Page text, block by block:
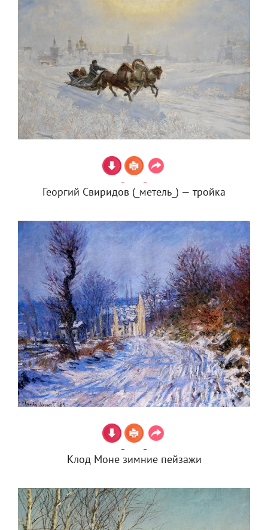
Георгий Свиридов (_метель_) — тройка
Клод Моне зимние пейзажи